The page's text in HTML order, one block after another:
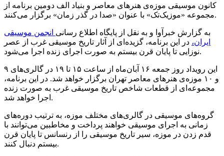
کانون موسیقی موزه‌ی هنرهای معاصر و بنیاد الف دومین برنامه از
مجموعه «موزیک‌تک» با عنوان «صدا در گذر زمان» برگزار می‌کنند.
به گزارش خبرآوا و به نقل از پایگاه اطلاع رسانی انجمن موسیقی
ایران، در این برنامه، گزیده‌ای از آثار تاریخ موسیقی غرب از عصر
نوزایی تا پایان قرن بیستم به‌ صورت اجرای زنده اجرا می‌شود.
این رویداد روز جمعه ۱۶ آبان‌ماه از ساعت ۱۵ تا ۱۹ در گالری‌های ۹
و ۱۰ موزه‌ی هنرهای معاصر تهران برگزار خواهد شد. در این برنامه،
مجموعه‌ای از قطعات شاخص تاریخ موسیقی غرب به صورت زنده
اجرا خواهد شد.
گروه‌های موسیقی در گالری‌های مختلف موزه، به ترتیب دوره‌های
زمانی به اجرای موسیقی خواهند پرداخت و مخاطبین می‌توانند با
قدم زدن در موزه، سیر تاریخ موسیقی را از رنسانس تا پایان قرن
بیستم دنبال کنند.